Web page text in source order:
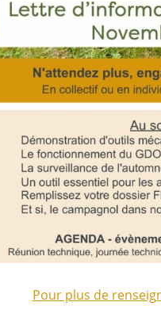
Pour plus de